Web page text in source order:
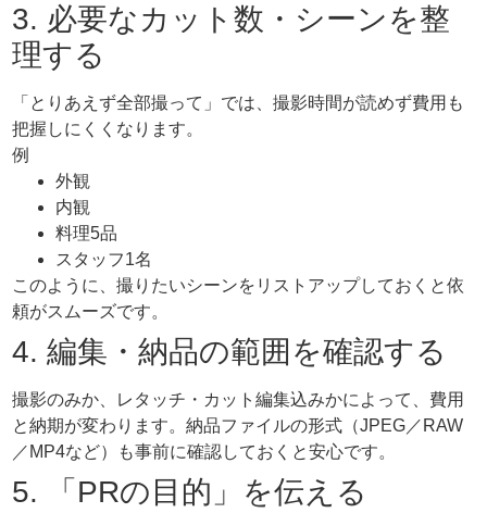
3. 必要なカット数・シーンを整
理する
「とりあえず全部撮って」では、撮影時間が読めず費用も
把握しにくくなります。
例
外観
内観
料理5品
スタッフ1名
このように、撮りたいシーンをリストアップしておくと依
頼がスムーズです。
4. 編集・納品の範囲を確認する
撮影のみか、レタッチ・カット編集込みかによって、費用
と納期が変わります。納品ファイルの形式（JPEG／RAW
／MP4など）も事前に確認しておくと安心です。
5. 「PRの目的」を伝える